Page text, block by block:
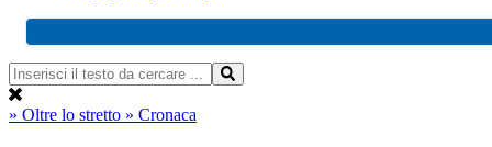
» Oltre lo stretto » Cronaca